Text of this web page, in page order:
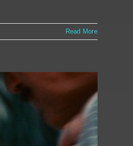
Read More